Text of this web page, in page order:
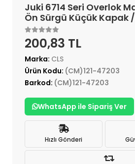
Juki 6714 Seri Overlok
Ön Sürgü Küçük Kapak
200,83 TL
Marka: CLS
Ürün Kodu: (CM)121-47203
Barkod: (CM)121-47203
WhatsApp ile Sipariş Ver
Hızlı Gönderi